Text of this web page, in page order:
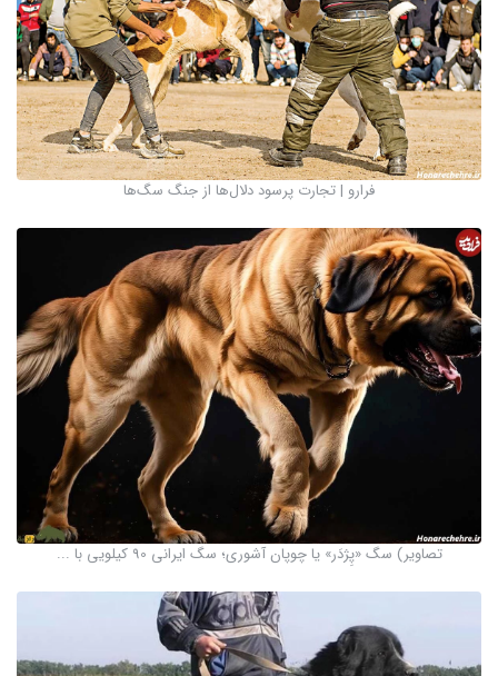
فرارو | تجارت پرسود دلال‌ها از جنگ سگ‌ها
تصاویر) سگ «پِژدَر» یا چوپان آشوری؛ سگ ایرانی 90 کیلویی با ...